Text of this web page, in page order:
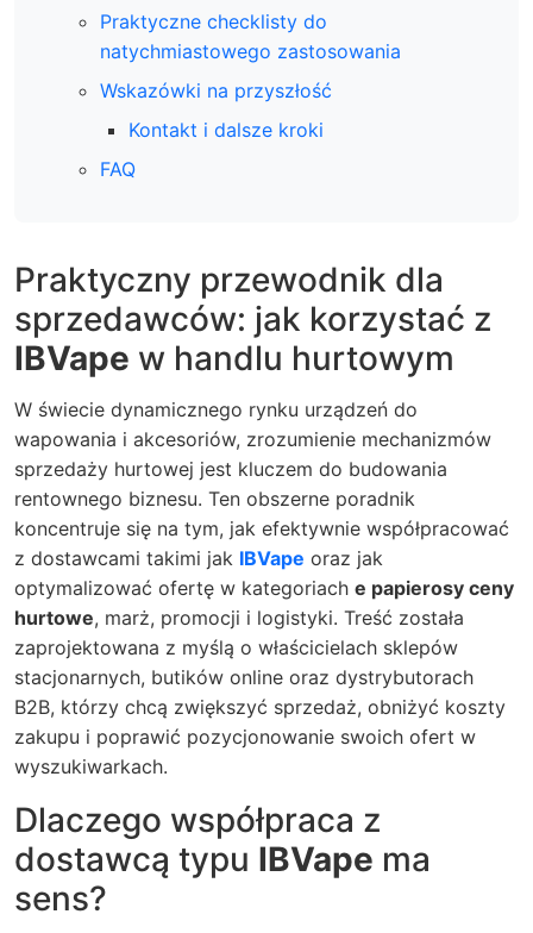
Praktyczne checklisty do
natychmiastowego zastosowania
Wskazówki na przyszłość
Kontakt i dalsze kroki
FAQ
Praktyczny przewodnik dla
sprzedawców: jak korzystać z
IBVape w handlu hurtowym
W świecie dynamicznego rynku urządzeń do
wapowania i akcesoriów, zrozumienie mechanizmów
sprzedaży hurtowej jest kluczem do budowania
rentownego biznesu. Ten obszerne poradnik
koncentruje się na tym, jak efektywnie współpracować
z dostawcami takimi jak IBVape oraz jak
optymalizować ofertę w kategoriach e papierosy ceny
hurtowe, marż, promocji i logistyki. Treść została
zaprojektowana z myślą o właścicielach sklepów
stacjonarnych, butików online oraz dystrybutorach
B2B, którzy chcą zwiększyć sprzedaż, obniżyć koszty
zakupu i poprawić pozycjonowanie swoich ofert w
wyszukiwarkach.
Dlaczego współpraca z
dostawcą typu IBVape ma
sens?